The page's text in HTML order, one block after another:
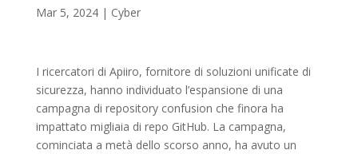
Mar 5, 2024| Cyber
I ricercatori di Apiiro, fornitore di soluzioni unificate di
sicurezza, hanno individuato l’espansione di una
campagna di repository confusion che finora ha
impattato migliaia di repo GitHub. La campagna,
cominciata a metà dello scorso anno, ha avuto un